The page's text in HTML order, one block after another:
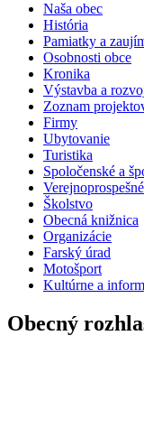
Naša obec
História
Pamiatky a
Osobnosti obce
Kronika
Výstavba a
Zoznam
Firmy
Ubytovanie
Turistika
Spoločenské a
Školstvo
Obecná knižnica
Organizácie
Farský úrad
Motošport
Kultúrne a
Obecný